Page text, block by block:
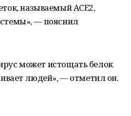
называемый ACE2,
— пояснил
может истощать белок
людей», — отметил он.